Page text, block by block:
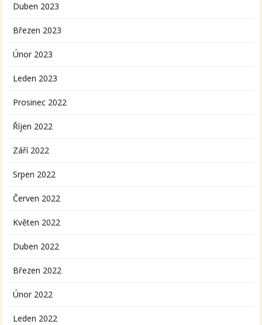
Duben 2023
Březen 2023
Únor 2023
Leden 2023
Prosinec 2022
Říjen 2022
Září 2022
Srpen 2022
Červen 2022
Květen 2022
Duben 2022
Březen 2022
Únor 2022
Leden 2022